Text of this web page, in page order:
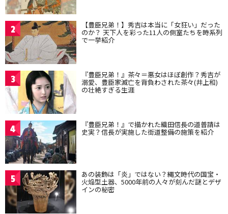
2 【豊臣兄弟！】秀吉は本当に「女狂い」だった
のか？ 天下人を彩った11人の側室たちを時系列
で一挙紹介
3 『豊臣兄弟！』茶々＝悪女はほぼ創作？秀吉が
溺愛、豊臣家滅亡を背負わされた茶々(井上和)
の壮絶すぎる生涯
4 『豊臣兄弟！』で描かれた織田信長の道普請は
史実？信長が実施した街道整備の施策を紹介
5 あの装飾は「炎」ではない？縄文時代の国宝・
火焔型土器、5000年前の人々が刻んだ謎とデザ
インの秘密